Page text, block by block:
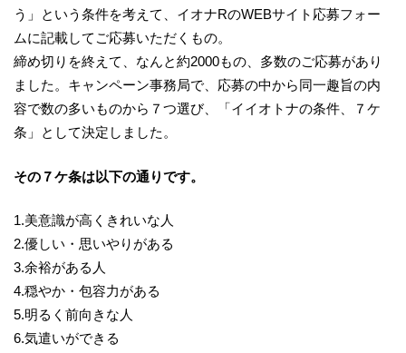
う」という条件を考えて、イオナRのWEBサイト応募フォー
ムに記載してご応募いただくもの。
締め切りを終えて、なんと約2000もの、多数のご応募があり
ました。キャンペーン事務局で、応募の中から同一趣旨の内
容で数の多いものから７つ選び、「イイオトナの条件、７ケ
条」として決定しました。
その７ケ条は以下の通りです。
1.美意識が高くきれいな人
2.優しい・思いやりがある
3.余裕がある人
4.穏やか・包容力がある
5.明るく前向きな人
6.気遣いができる